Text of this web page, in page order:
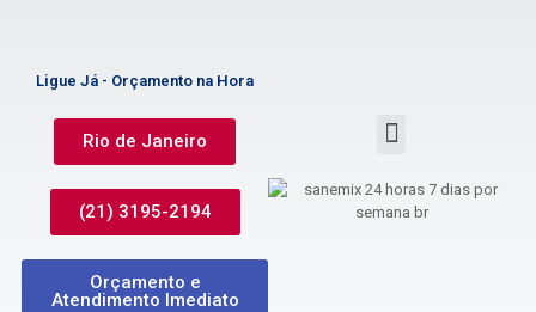
Ligue Já - Orçamento na Hora
Rio de Janeiro
(21) 3195-2194
Orçamento e
Atendimento Imediato